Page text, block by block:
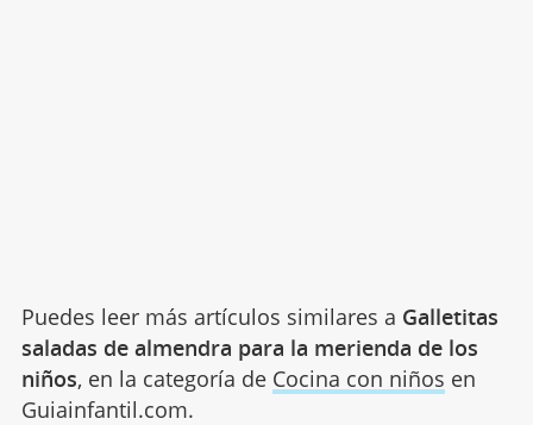
Puedes leer más artículos similares a Galletitas
saladas de almendra para la merienda de los
niños, en la categoría de Cocina con niños en
Guiainfantil.com.